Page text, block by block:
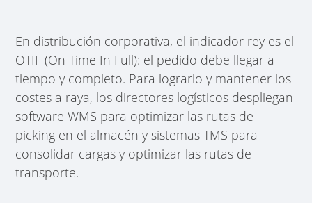
En distribución corporativa, el indicador rey es el
OTIF (On Time In Full): el pedido debe llegar a
tiempo y completo. Para lograrlo y mantener los
costes a raya, los directores logísticos despliegan
software WMS para optimizar las rutas de
picking en el almacén y sistemas TMS para
consolidar cargas y optimizar las rutas de
transporte.